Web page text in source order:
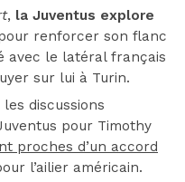
, la Juventus explore
renforcer son flanc
avec le latéral français
sur lui à Turin.
discussions
pour Timothy
proches d’un accord
l’ailier américain.